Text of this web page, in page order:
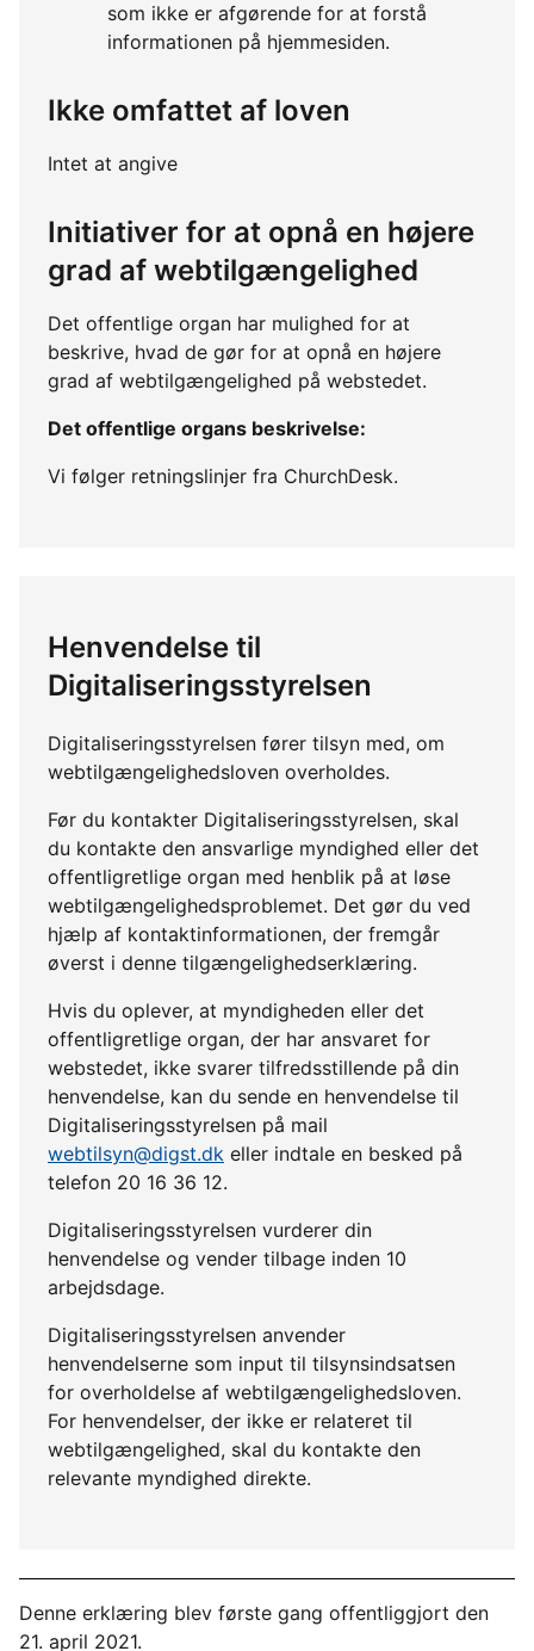
som ikke er afgørende for at forstå
informationen på hjemmesiden.
Ikke omfattet af loven
Intet at angive
Initiativer for at opnå en højere
grad af webtilgængelighed
Det offentlige organ har mulighed for at
beskrive, hvad de gør for at opnå en højere
grad af webtilgængelighed på webstedet.
Det offentlige organs beskrivelse:
Vi følger retningslinjer fra ChurchDesk.
Henvendelse til
Digitaliseringsstyrelsen
Digitaliseringsstyrelsen fører tilsyn med, om
webtilgængelighedsloven overholdes.
Før du kontakter Digitaliseringsstyrelsen, skal
du kontakte den ansvarlige myndighed eller det
offentligretlige organ med henblik på at løse
webtilgængelighedsproblemet. Det gør du ved
hjælp af kontaktinformationen, der fremgår
øverst i denne tilgængelighedserklæring.
Hvis du oplever, at myndigheden eller det
offentligretlige organ, der har ansvaret for
webstedet, ikke svarer tilfredsstillende på din
henvendelse, kan du sende en henvendelse til
Digitaliseringsstyrelsen på mail
webtilsyn@digst.dk eller indtale en besked på
telefon 20 16 36 12.
Digitaliseringsstyrelsen vurderer din
henvendelse og vender tilbage inden 10
arbejdsdage.
Digitaliseringsstyrelsen anvender
henvendelserne som input til tilsynsindsatsen
for overholdelse af webtilgængelighedsloven.
For henvendelser, der ikke er relateret til
webtilgængelighed, skal du kontakte den
relevante myndighed direkte.
Denne erklæring blev første gang offentliggjort den
21. april 2021.